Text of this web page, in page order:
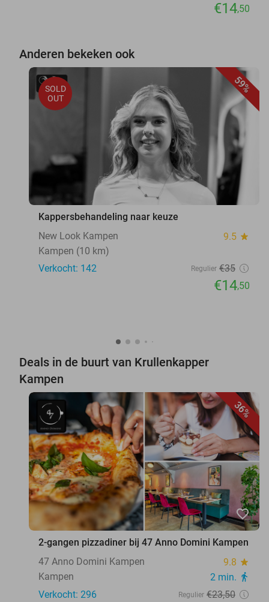
€14,50
Anderen bekeken ook
59%
SOLD
OUT
Kappersbehandeling naar keuze
New Look Kampen
9.5 star
Kampen (10 km)
Verkocht: 142
Regulier €35
€14,50
Deals in de buurt van Krullenkapper
Kampen
36%
favorite_border
2-gangen pizzadiner bij 47 Anno Domini Kampen
47 Anno Domini Kampen
9.8 star
Kampen 2 min. directions_walk
Verkocht: 296 Regulier €23,50